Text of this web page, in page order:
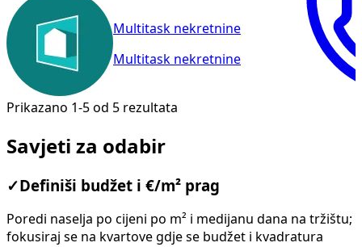
Multitask nekretnine
Multitask nekretnine
Prikazano 1-5 od 5 rezultata
Savjeti za odabir
✓ Definiši budžet i €/m² prag
Poredi naselja po cijeni po m² i medijanu dana na tržištu;
fokusiraj se na kvartove gdje se budžet i kvadratura